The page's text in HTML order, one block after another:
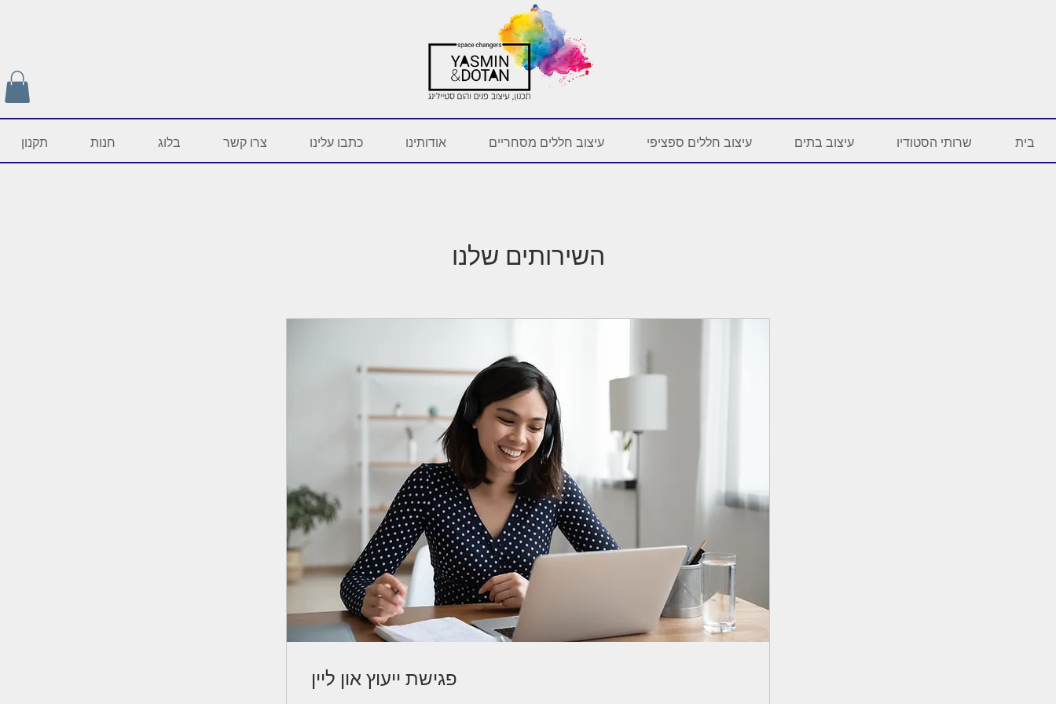
בית שרותי הסטודיו עיצוב בתים עיצוב חללים ספציפי עיצוב חללים מסחריים אודותינו כתבו עלינו צרו קשר בלוג חנות תקנון
השירותים שלנו
פגישת ייעוץ און ליין